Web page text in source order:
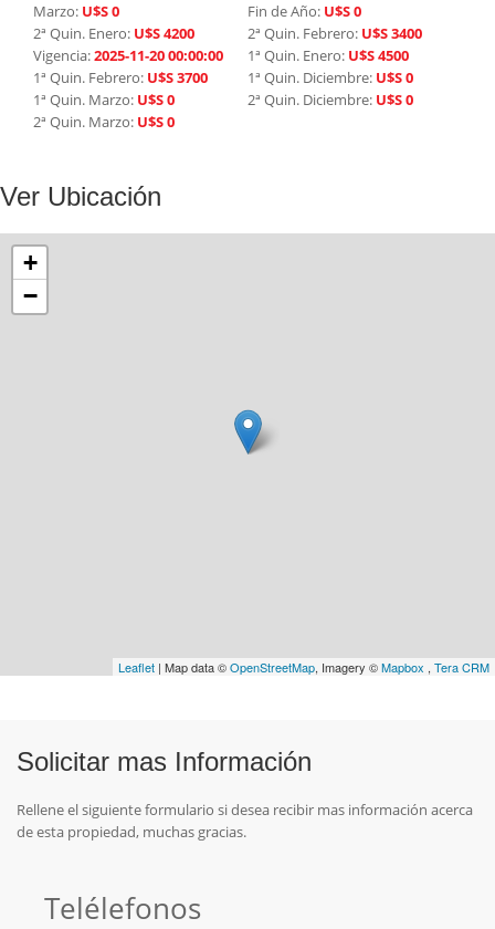
Marzo: U$S 0 Fin de Año: U$S 0
2ª Quin. Enero: U$S 4200 2ª Quin. Febrero: U$S 3400
Vigencia:2025-11-20 00:00:00 1ª Quin. Enero: U$S 4500
1ª Quin. Febrero: U$S 3700 1ª Quin. Diciembre: U$S 0
1ª Quin. Marzo: U$S 0 2ª Quin. Diciembre: U$S 0
2ª Quin. Marzo: U$S 0
Ver Ubicación
+
−
Leaflet | Map data ©OpenStreetMap, Imagery ©Mapbox , Tera CRM
Solicitar mas Información
Rellene el siguiente formulario si desea recibir mas información acerca
de esta propiedad, muchas gracias.
Telélefonos